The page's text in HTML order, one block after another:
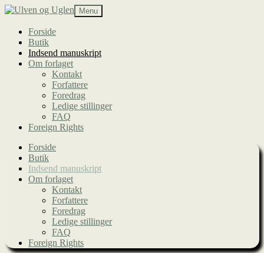
Spring
navigation
Spring
indhold
Menu
Forside
Butik
Indsend manuskript
Om forlaget
Kontakt
Forfattere
Foredrag
Ledige stillinger
FAQ
Foreign Rights
Forside
Butik
Indsend manuskript
Om forlaget
Kontakt
Forfattere
Foredrag
Ledige stillinger
FAQ
Foreign Rights